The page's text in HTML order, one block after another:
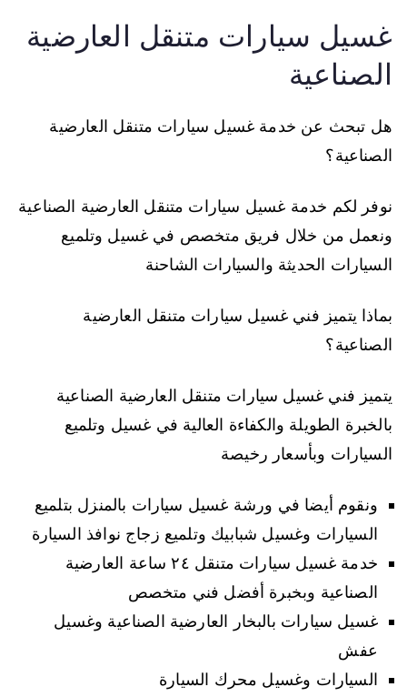
غسيل سيارات متنقل العارضية
الصناعية
هل تبحث عن خدمة غسيل سيارات متنقل العارضية
الصناعية؟
نوفر لكم خدمة غسيل سيارات متنقل العارضية الصناعية
ونعمل من خلال فريق متخصص في غسيل وتلميع
السيارات الحديثة والسيارات الشاحنة
بماذا يتميز فني غسيل سيارات متنقل العارضية
الصناعية؟
يتميز فني غسيل سيارات متنقل العارضية الصناعية
بالخبرة الطويلة والكفاءة العالية في غسيل وتلميع
السيارات وبأسعار رخيصة
ونقوم أيضا في ورشة غسيل سيارات بالمنزل بتلميع
السيارات وغسيل شبابيك وتلميع زجاج نوافذ السيارة
خدمة غسيل سيارات متنقل ٢٤ ساعة العارضية
الصناعية وبخبرة أفضل فني متخصص
غسيل سيارات بالبخار العارضية الصناعية وغسيل
عفش
السيارات وغسيل محرك السيارة